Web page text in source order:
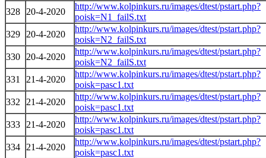
328
20-4-2020
http://www.kolpinkurs.ru/images/dtest/pstart.php?
poisk=N1_failS.txt
329
20-4-2020
http://www.kolpinkurs.ru/images/dtest/pstart.php?
poisk=N2_failS.txt
330
20-4-2020
http://www.kolpinkurs.ru/images/dtest/pstart.php?
poisk=N2_failS.txt
331
21-4-2020
http://www.kolpinkurs.ru/images/dtest/pstart.php?
poisk=pasc1.txt
332
21-4-2020
http://www.kolpinkurs.ru/images/dtest/pstart.php?
poisk=pasc1.txt
333
21-4-2020
http://www.kolpinkurs.ru/images/dtest/pstart.php?
poisk=pasc1.txt
334
21-4-2020
http://www.kolpinkurs.ru/images/dtest/pstart.php?
poisk=pasc1.txt